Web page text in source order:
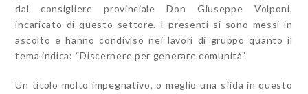
dal consigliere provinciale Don Giuseppe Volponi,
incaricato di questo settore. I presenti si sono messi in
ascolto e hanno condiviso nei lavori di gruppo quanto il
tema indica: “Discernere per generare comunità”.
Un titolo molto impegnativo, o meglio una sfida in questo